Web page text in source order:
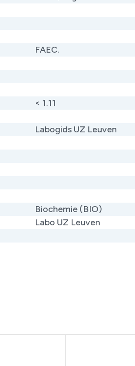
FAEC.
​< 1.11
​Labogids UZ Leuven
Biochemie (BIO)
Labo UZ Leuven